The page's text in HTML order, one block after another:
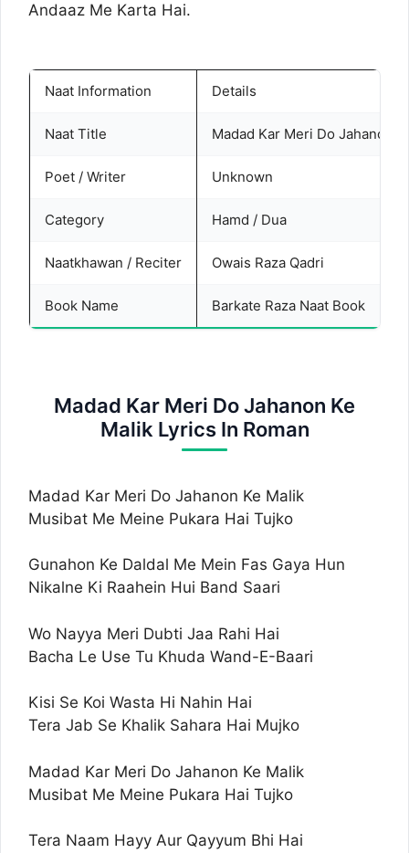
Andaaz Me Karta Hai.
Naat Information Details
Naat Title Madad Kar Meri Do Jahanon
Poet / Writer Unknown
Category Hamd / Dua
Naatkhawan / Reciter Owais Raza Qadri
Book Name Barkate Raza Naat Book
Madad Kar Meri Do Jahanon Ke
Malik Lyrics In Roman
Madad Kar Meri Do Jahanon Ke Malik
Musibat Me Meine Pukara Hai Tujko
Gunahon Ke Daldal Me Mein Fas Gaya Hun
Nikalne Ki Raahein Hui Band Saari
Wo Nayya Meri Dubti Jaa Rahi Hai
Bacha Le Use Tu Khuda Wand-E-Baari
Kisi Se Koi Wasta Hi Nahin Hai
Tera Jab Se Khalik Sahara Hai Mujko
Madad Kar Meri Do Jahanon Ke Malik
Musibat Me Meine Pukara Hai Tujko
Tera Naam Hayy Aur Qayyum Bhi Hai